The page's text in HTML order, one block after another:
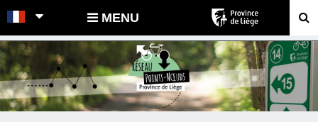
POINTS-NOEUDS MENU